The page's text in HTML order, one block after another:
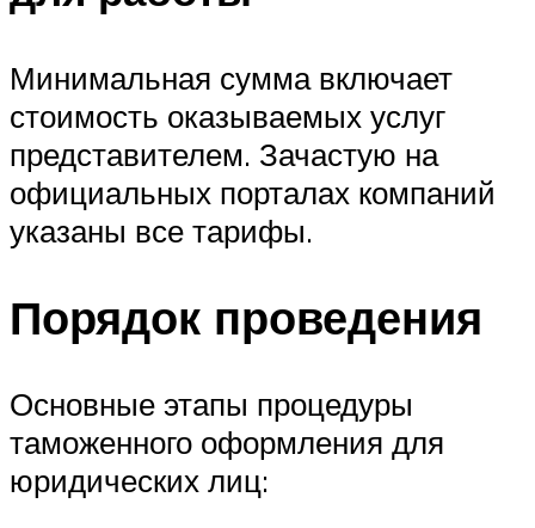
Минимальная сумма включает
стоимость оказываемых услуг
представителем. Зачастую на
официальных порталах компаний
указаны все тарифы.
Порядок проведения
Основные этапы процедуры
таможенного оформления для
юридических лиц: